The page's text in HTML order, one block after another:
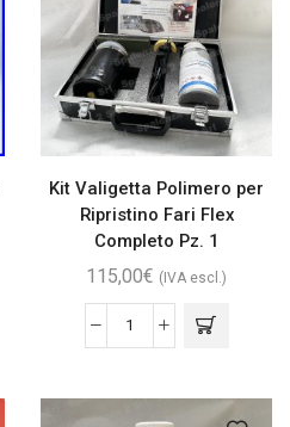
Kit Valigetta Polimero per
Ripristino Fari Flex
Completo Pz. 1
115,00€ (IVA escl.)